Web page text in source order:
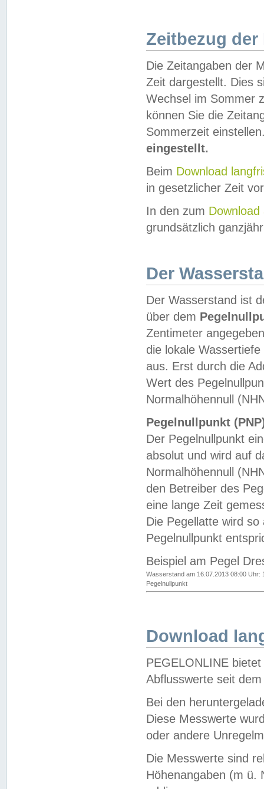
Zeitbezug der
Die Zeitangaben der
Zeit dargestellt. Dies
Wechsel im Sommer
können Sie die
Sommerzeit
eingestellt.
Beim Download
in gesetzlicher Zeit
In den zum Download
grundsätzlich
Der
Der Wasserstand ist
über dem
Zentimeter
die lokale
aus. Erst durch die
Wert des
Normalhöhennull
Pegelnullpunkt
Der Pegelnullpunkt
absolut und wird auf
Normalhöhennull
den Betreiber des
eine lange Zeit
Die Pegellatte wird
Pegelnullpunkt
Beispiel am Pegel
Wasserstand am 16.07.2013 08:00 Uhr:
Pegelnullpunkt
Download
PEGELONLINE
Abflusswerte seit
Bei den
Diese Messwerte
oder andere
Die Messwerte sind
Höhenangaben (m ü.